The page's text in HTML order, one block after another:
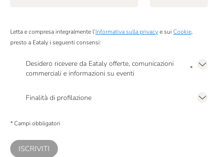
Letta e compresa integralmente l’Informativa sulla privacye sui Cookie,
presto a Eataly i seguenti consensi:
Desidero ricevere da Eataly offerte, comunicazioni
commerciali e informazioni su eventi
*
Finalità di profilazione
comunicazioni commerciali personalizzate, in caso di consenso prestato ai
* Campi obbligatori
ISCRIVITI